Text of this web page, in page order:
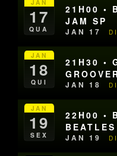
JAN
17
QUA
21H00 •
JAM SP
JAN 17
JAN
18
QUI
21H30 •
JAN 18
JAN
19
SEX
22H00 •
BEATLES
JAN 19